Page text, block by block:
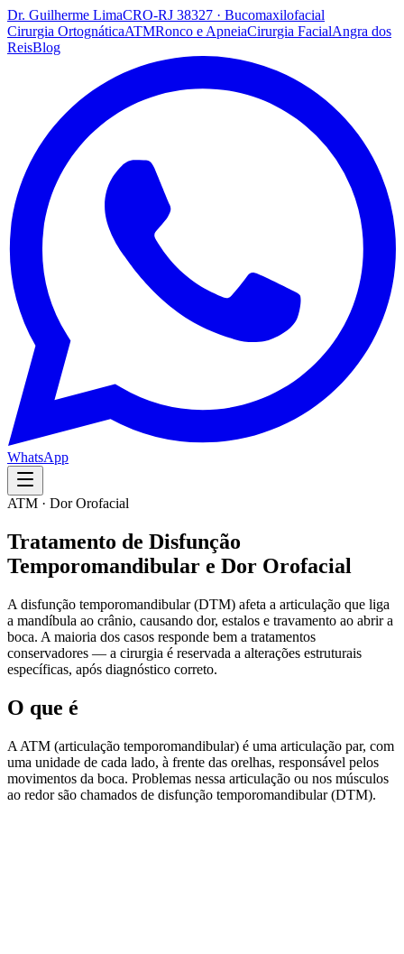
Dr. Guilherme LimaCRO-RJ 38327 · Bucomaxilofacial
Cirurgia OrtognáticaATMRonco e ApneiaCirurgia FacialAngra dos
ReisBlog
WhatsApp
ATM · Dor Orofacial
Tratamento de Disfunção
Temporomandibular e Dor Orofacial
A disfunção temporomandibular (DTM) afeta a articulação que liga
a mandíbula ao crânio, causando dor, estalos e travamento ao abrir a
boca. A maioria dos casos responde bem a tratamentos
conservadores — a cirurgia é reservada a alterações estruturais
específicas, após diagnóstico correto.
O que é
A ATM (articulação temporomandibular) é uma articulação par, com
uma unidade de cada lado, à frente das orelhas, responsável pelos
movimentos da boca. Problemas nessa articulação ou nos músculos
ao redor são chamados de disfunção temporomandibular (DTM).